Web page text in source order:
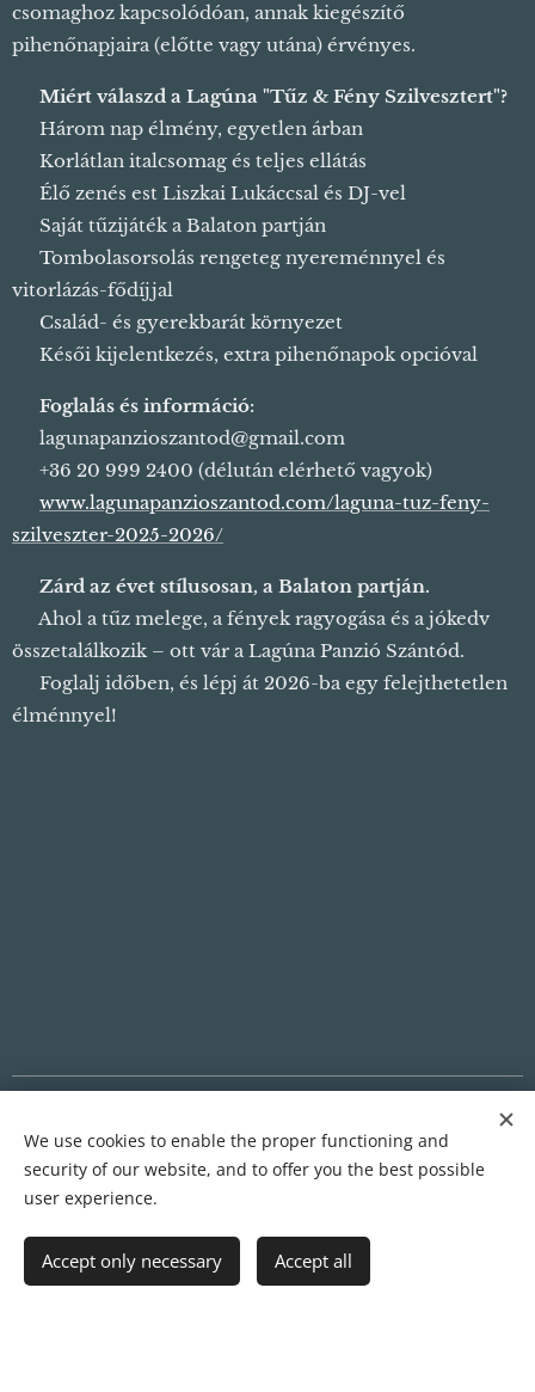
csomaghoz kapcsolódóan, annak kiegészítő
pihenőnapjaira (előtte vagy utána) érvényes.
Miért válaszd a Lagúna "Tűz & Fény Szilvesztert"?
🎆 Három nap élmény, egyetlen árban
🍾 Korlátlan italcsomag és teljes ellátás
🎤 Élő zenés est Liszkai Lukáccsal és DJ-vel
🎇 Saját tűzijáték a Balaton partján
🎁 Tombolasorsolás rengeteg nyereménnyel és
vitorlázás-fődíjjal
👨‍👩‍👧‍👦 Család- és gyerekbarát környezet
🕐 Késői kijelentkezés, extra pihenőnapok opcióval
Foglalás és információ:
📧 lagunapanzioszantod@gmail.com
📞 +36 20 999 2400 (délután elérhető vagyok)
www.lagunapanzioszantod.com/laguna-tuz-feny-
szilveszter-2025-2026/
Zárd az évet stílusosan, a Balaton partján.
🎇 Ahol a tűz melege, a fények ragyogása és a jókedv
összetalálkozik – ott vár a Lagúna Panzió Szántód.
💖 Foglalj időben, és lépj át 2026-ba egy felejthetetlen
élménnyel!
Languages
Magyar
English Deutsch
We use cookies to enable the proper functioning and
security of our website, and to offer you the best possible
user experience.
Accept only necessary Accept all